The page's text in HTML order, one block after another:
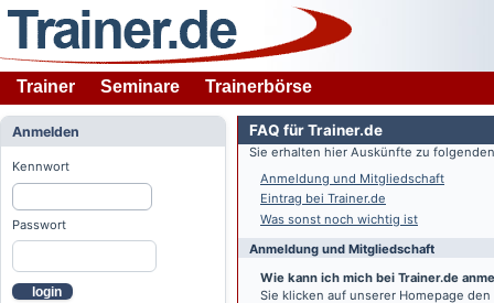
Trainer Seminare Trainerbörse
Anmelden
Kennwort
Passwort
login
FAQ für Trainer.de
Sie erhalten hier Auskünfte zu
Anmeldung und Mitgliedschaft
Eintrag bei Trainer.de
Was sonst noch wichtig ist
Anmeldung und Mitgliedschaft
Wie kann ich mich bei Trainer.de
Sie klicken auf unserer Homepage